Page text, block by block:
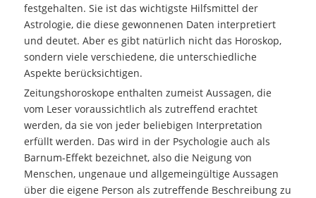
festgehalten. Sie ist das wichtigste Hilfsmittel der
Astrologie, die diese gewonnenen Daten interpretiert
und deutet. Aber es gibt natürlich nicht das Horoskop,
sondern viele verschiedene, die unterschiedliche
Aspekte berücksichtigen.
Zeitungshoroskope enthalten zumeist Aussagen, die
vom Leser voraussichtlich als zutreffend erachtet
werden, da sie von jeder beliebigen Interpretation
erfüllt werden. Das wird in der Psychologie auch als
Barnum-Effekt bezeichnet, also die Neigung von
Menschen, ungenaue und allgemeingültige Aussagen
über die eigene Person als zutreffende Beschreibung zu